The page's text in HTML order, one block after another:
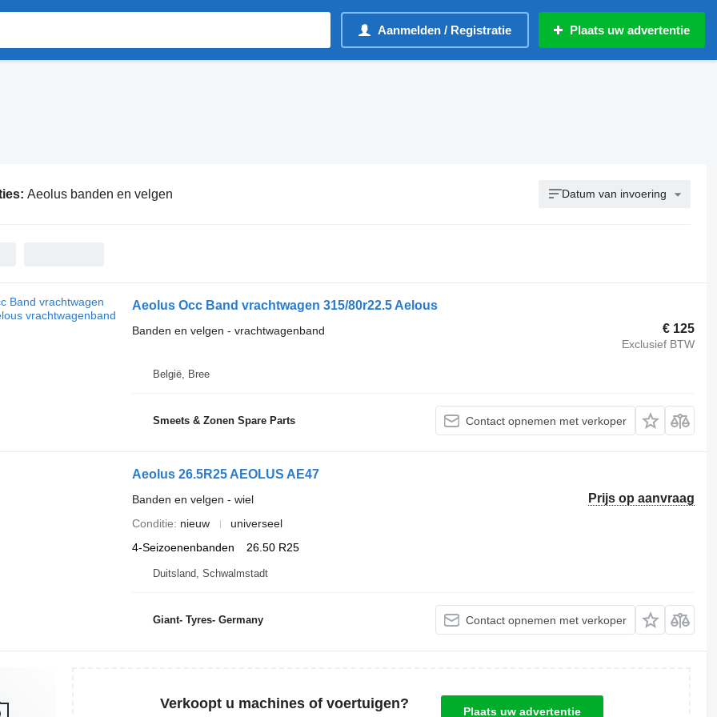
Aanmelden / Registratie Plaats uw advertentie
Aeolus banden en velgen Datum van invoering
Aeolus Occ Band vrachtwagen 315/80r22.5 Aelous
€ 125
Exclusief BTW
Banden en velgen - vrachtwagenband
België, Bree
Smeets & Zonen Spare Parts Contact opnemen met verkoper
Aeolus 26.5R25 AEOLUS AE47
Prijs op aanvraag
Banden en velgen - wiel
Conditie
nieuw
universeel
4-Seizoenenbanden
26.50 R25
Duitsland, Schwalmstadt
Giant- Tyres- Germany Contact opnemen met verkoper
Verkoopt u machines of voertuigen?
Plaats uw advertentie